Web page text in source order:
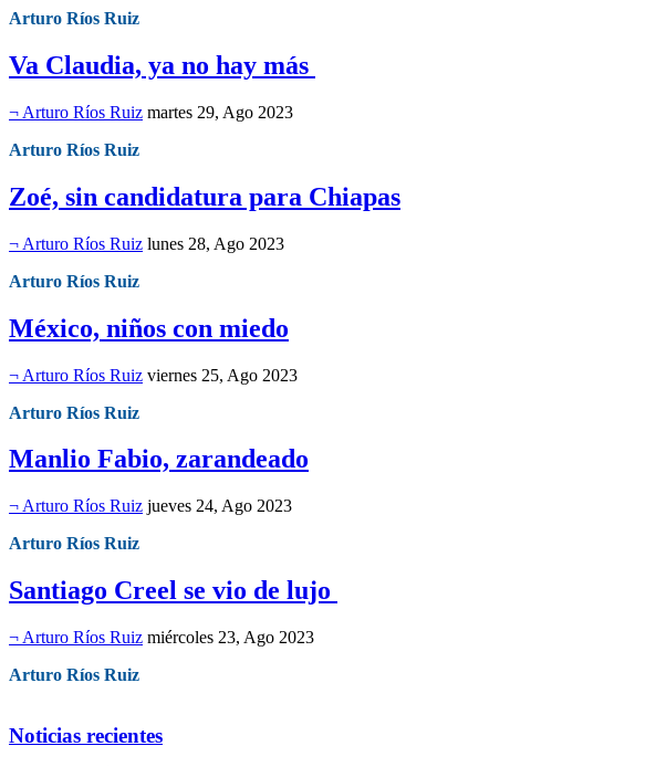
Arturo Ríos Ruiz
Va Claudia, ya no hay más
¬ Arturo Ríos Ruiz martes 29, Ago 2023
Arturo Ríos Ruiz
Zoé, sin candidatura para Chiapas
¬ Arturo Ríos Ruiz lunes 28, Ago 2023
Arturo Ríos Ruiz
México, niños con miedo
¬ Arturo Ríos Ruiz viernes 25, Ago 2023
Arturo Ríos Ruiz
Manlio Fabio, zarandeado
¬ Arturo Ríos Ruiz jueves 24, Ago 2023
Arturo Ríos Ruiz
Santiago Creel se vio de lujo
¬ Arturo Ríos Ruiz miércoles 23, Ago 2023
Arturo Ríos Ruiz
Noticias recientes